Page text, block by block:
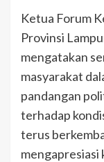
Ketua Forum
Provinsi
mengatakan
masyarakat
pandangan
terhadap
terus
mengapresiasi